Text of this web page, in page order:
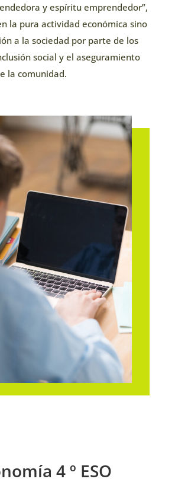
y espíritu emprendedor”,
la pura actividad económica sino
a la sociedad por parte de los
social y el aseguramiento
la comunidad.
4 º ESO